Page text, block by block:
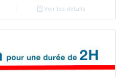
Voir les détails